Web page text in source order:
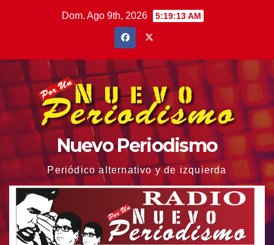
Dom. Ago 9th, 2026 5:19:15 AM
Nuevo Periodismo
Periódico alternativo y de izquierda